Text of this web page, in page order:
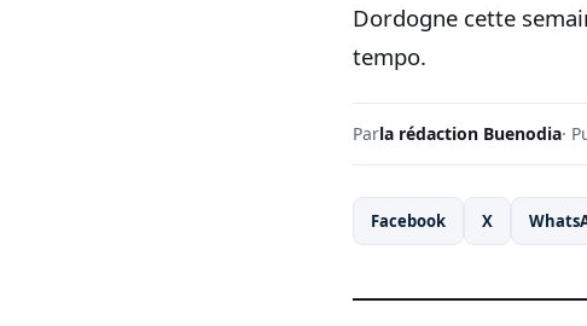
Dordogne cette
tempo.
Parla rédaction Buenodia·
Facebook X